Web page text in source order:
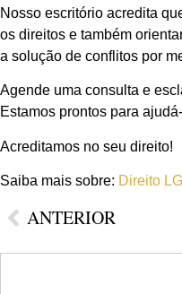
Nosso escritório acredita
os direitos e também
a solução de conflitos por
Agende uma consulta e
Estamos prontos para
Acreditamos no seu direito!
Saiba mais sobre: Direito
ANTERIOR